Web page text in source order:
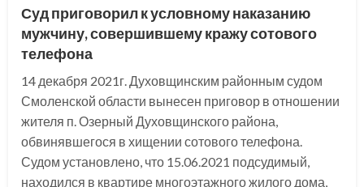
Суд приговорил к условному наказанию
мужчину, совершившему кражу сотового
телефона
14 декабря 2021г. Духовщинским районным судом
Смоленской области вынесен приговор в отношении
жителя п. Озерный Духовщинского района,
обвинявшегося в хищении сотового телефона.
Судом установлено, что 15.06.2021 подсудимый,
находился в квартире многоэтажного жилого дома,